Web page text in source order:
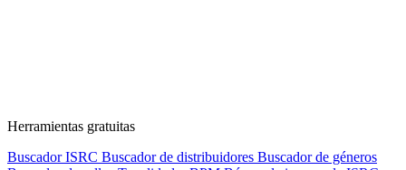
Herramientas gratuitas
Buscador ISRC Buscador de distribuidores Buscador de géneros